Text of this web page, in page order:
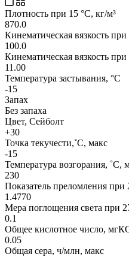
Плотность при 15 °C, кг/м³
870.0
Кинематическая вязкость
100.0
Кинематическая вязкость
11.00
Температура застывания, °C
-15
Запах
Без запаха
Цвет, Сейболт
+30
Точка текучести,˚C, макс
-15
Температура возгорания, ˚C,
230
Показатель преломления при
1.4770
Мера поглощения света при
0.1
Общее кислотное число,
0.05
Общая сера, ч/млн, макс